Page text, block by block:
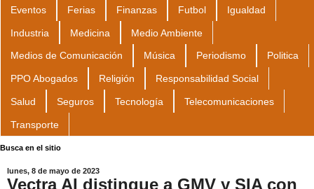
Eventos Ferias Finanzas Futbol Igualdad
Industria Medicina Medio Ambiente
Medios de Comunicación Música Periodismo Politica
PPO Abogados Religión Responsabilidad Social
Salud Seguros Tecnología Telecomunicaciones
Transporte
Busca en el sitio
lunes, 8 de mayo de 2023
Vectra AI distingue a GMV y SIA con